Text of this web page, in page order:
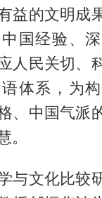
益的文明成
国经验、
人民关切、
体系，为
、中国气派
。
与文化比较